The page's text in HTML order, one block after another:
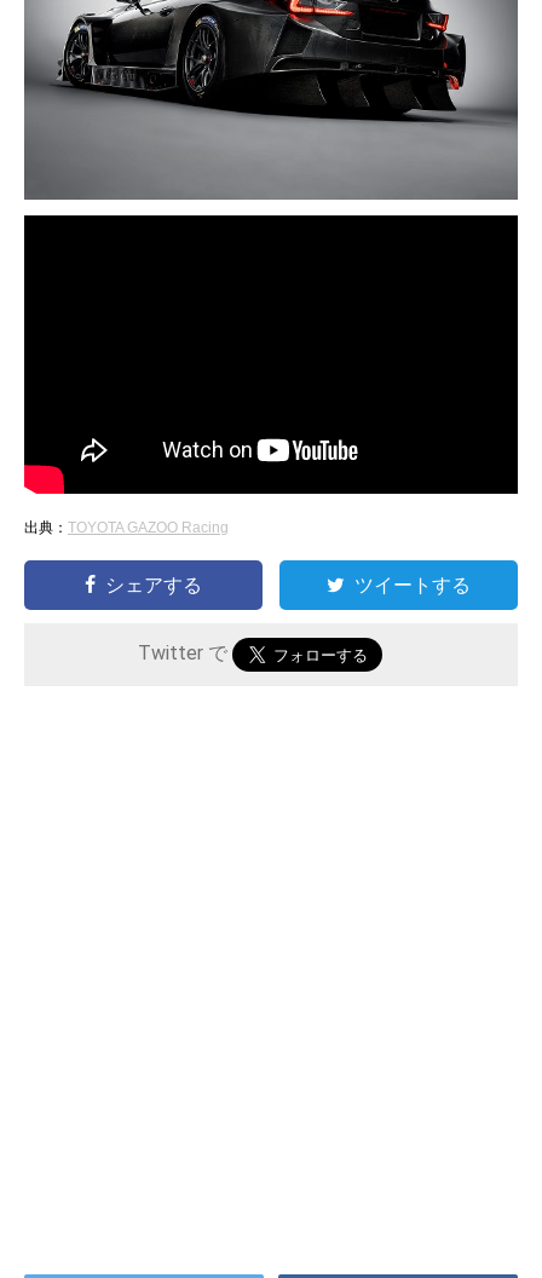
出典： TOYOTA GAZOO Racing
シェアする ツイートする
Twitter で